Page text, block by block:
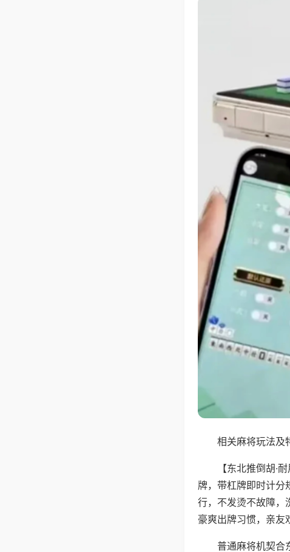
相关麻将玩法及
【东北推倒胡·
牌，带杠牌即时计分
行，不发烫不故障，
豪爽出牌习惯，亲友
普通麻将机契合